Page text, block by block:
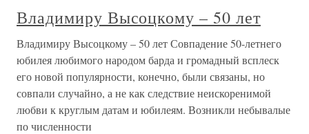
Владимиру Высоцкому – 50 лет
Владимиру Высоцкому – 50 лет Совпадение 50-летнего
юбилея любимого народом барда и громадный всплеск
его новой популярности, конечно, были связаны, но
совпали случайно, а не как следствие неискоренимой
любви к круглым датам и юбилеям. Возникли небывалые
по численности